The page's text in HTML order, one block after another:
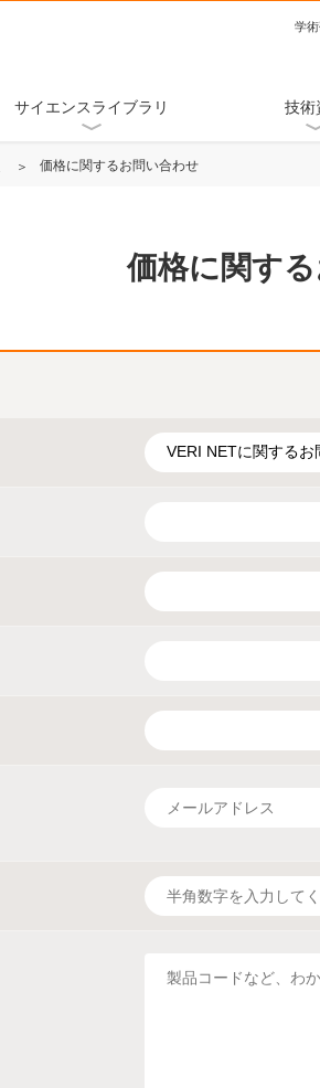
学
サイエンスライブラリ 技術
価格に関するお問い合わせ
価格に関す